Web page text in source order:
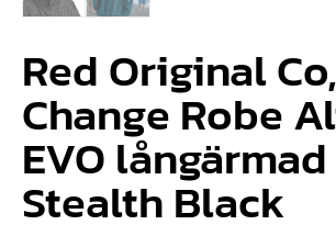
Red Original
Change Robe
EVO långärmad
Stealth Black